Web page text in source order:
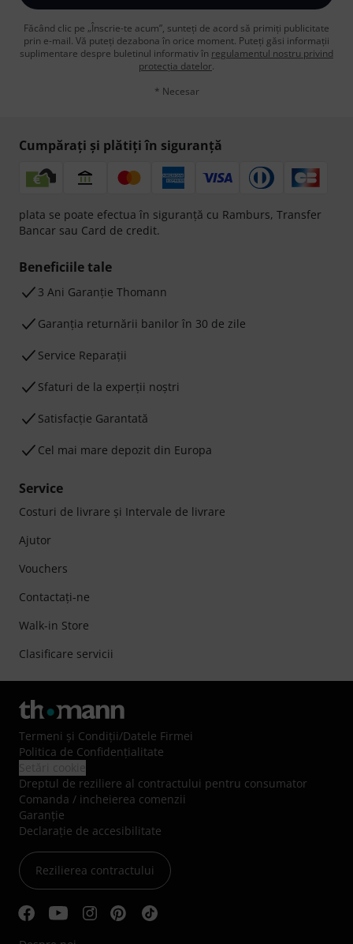
Făcând clic pe „Înscrie-te acum”, sunteți de acord să primiți publicitate
prin e-mail. Vă puteți dezabona în orice moment. Puteți găsi informații
suplimentare despre buletinul informativ în regulamentul nostru privind
protecția datelor.
* Necesar
Cumpărați și plătiți în siguranță
plata se poate efectua în siguranță cu Ramburs, Transfer
Bancar sau Card de credit.
Beneficiile tale
3 Ani Garanție Thomann
Garanţia returnării banilor în 30 de zile
Service Reparații
Sfaturi de la experții noștri
Satisfacție Garantată
Cel mai mare depozit din Europa
Service
Costuri de livrare şi Intervale de livrare
Ajutor
Vouchers
Contactaţi-ne
Walk-in Store
Clasificare servicii
Termeni şi Condiţii/Datele Firmei
Politica de Confidenţialitate
Dreptul de reziliere al contractului pentru consumator
Comanda / incheierea comenzii
Garanție
Declarație de accesibilitate
Rezilierea contractului